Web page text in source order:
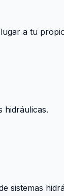
a tu
hidráulicas.
sistemas